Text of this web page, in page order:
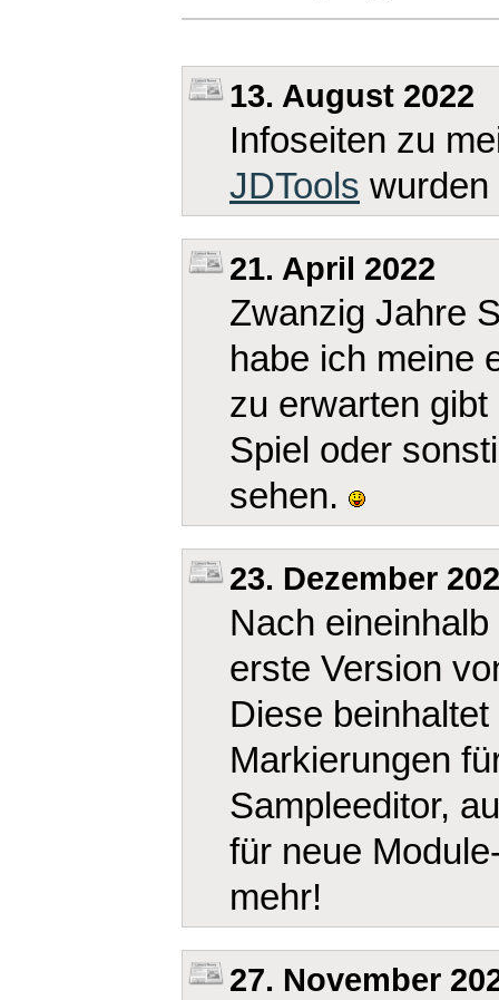
13. August 2022
Infoseiten zu
JDTools wurden
21. April 2022
Zwanzig Jahre
habe ich meine
zu erwarten
Spiel oder
sehen.
23. Dezember
Nach
erste Version
Diese
Markierungen
Sampleeditor,
für neue
mehr!
27. November